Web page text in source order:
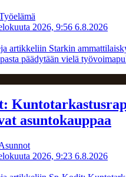
2026, 9:56 6.8.2026
artikkeliin Starkin
päädytään vielä
asuntokauppaa
2026, 9:23 6.8.2026